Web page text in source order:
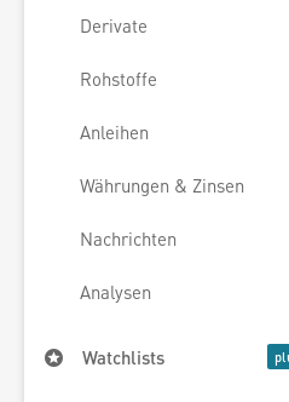
Derivate
Rohstoffe
Anleihen
Währungen & Zinsen
Nachrichten
Analysen
Watchlists